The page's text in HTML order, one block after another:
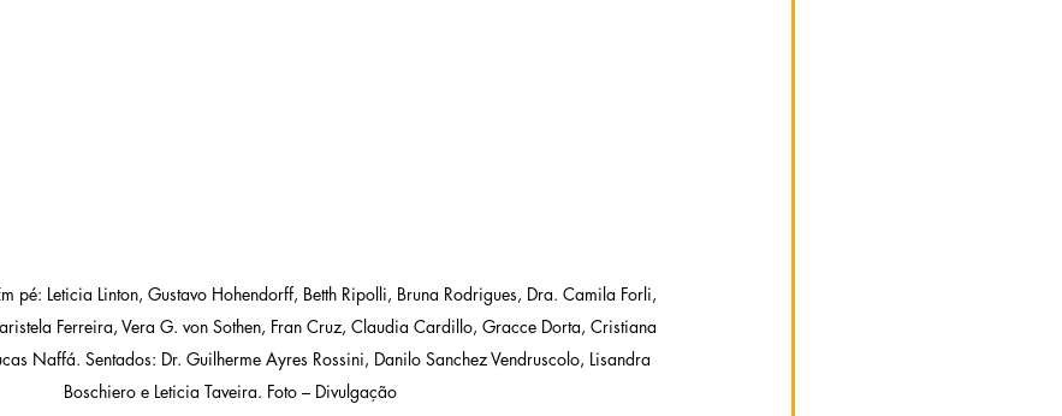
pé: Leticia Linton, Gustavo Hohendorff, Betth Ripolli, Bruna Rodrigues, Dra. Camila Forli,
Ferreira, Vera G. von Sothen, Fran Cruz, Claudia Cardillo, Gracce Dorta, Cristiana
Naffá. Sentados: Dr. Guilherme Ayres Rossini, Danilo Sanchez Vendruscolo, Lisandra
Boschiero e Leticia Taveira. Foto – Divulgação